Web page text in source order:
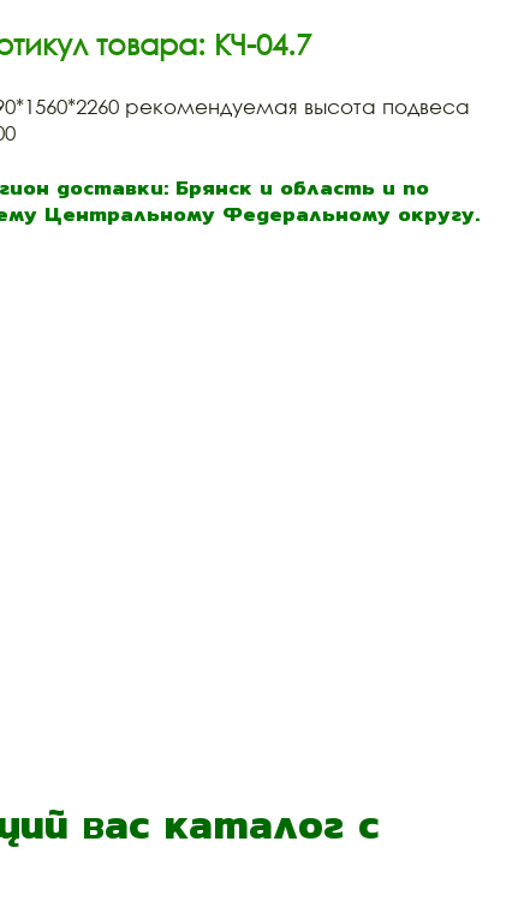
товара: КЧ-04.7
рекомендуемая высота подвеса
доставки: Брянск и область и по
Центральному Федеральному округу.
вас каталог с